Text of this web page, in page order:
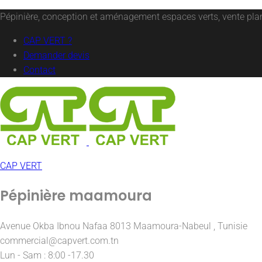
Pépinière, conception et aménagement espaces verts, vente
CAP VERT ?
Demander devis
Contact
CAP VERT
Pépinière maamoura
Avenue Okba Ibnou Nafaa 8013 Maamoura-Nabeul , Tunisie
commercial@capvert.com.tn
Lun - Sam : 8:00 -17.30